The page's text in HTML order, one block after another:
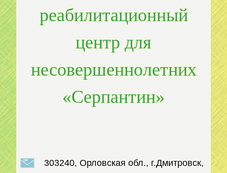
реабилитационный
центр для
несовершеннолетних
«Серпантин»
303240, Орловская обл., г.Дмитровск,